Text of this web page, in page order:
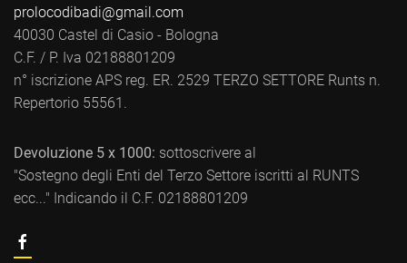
prolocodibadi@gmail.com
40030 Castel di Casio - Bologna
C.F. / P. Iva 02188801209
n° iscrizione APS reg. ER. 2529 TERZO SETTORE Runts n.
Repertorio 55561.
Devoluzione 5 x 1000: sottoscrivere al
"Sostegno degli Enti del Terzo Settore iscritti al RUNTS
ecc..." Indicando il C.F. 02188801209